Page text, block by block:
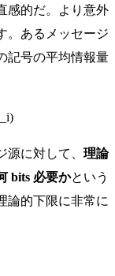
感的だ。より意外
。あるメッセージ
記号の平均情報量
に対して、 理論
bits 必要かという
論的下限に非常に